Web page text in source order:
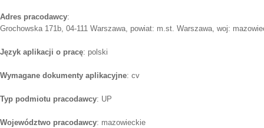
Adres pracodawcy:
Grochowska 171b, 04-111 Warszawa, powiat: m.st. Warszawa, woj:
Język aplikacji o pracę: polski
Wymagane dokumenty aplikacyjne: cv
Typ podmiotu pracodawcy: UP
Województwo pracodawcy: mazowieckie